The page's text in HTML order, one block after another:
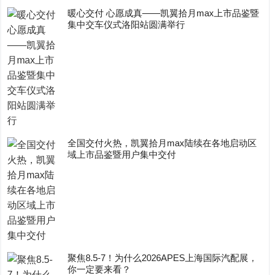
暖心交付 心愿成真——凯翼拾月max上市品鉴暨
集中交车仪式洛阳站圆满举行
全国交付火热，凯翼拾月max陆续在各地启动区
域上市品鉴暨用户集中交付
聚焦8.5-7！为什么2026APES上海国际汽配展，
你一定要来看？